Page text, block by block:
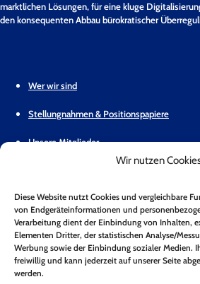
Wir nutzen
Diese Website nutzt Cookies und vergleichbare
von Endgeräteinformationen und
Verarbeitung dient der Einbindung von Inhalten,
Elementen Dritter, der statistischen Analyse/
Werbung sowie der Einbindung sozialer Medien.
freiwillig und kann jederzeit auf unserer Seite
werden.
marktlichen Lösungen, für eine kluge
den konsequenten Abbau bürokratischer
Wer wir sind
Stellungnahmen & Positionspapiere
Unsere Mitglieder
Pressemitteilungen
Mitglied werden
Kontakt